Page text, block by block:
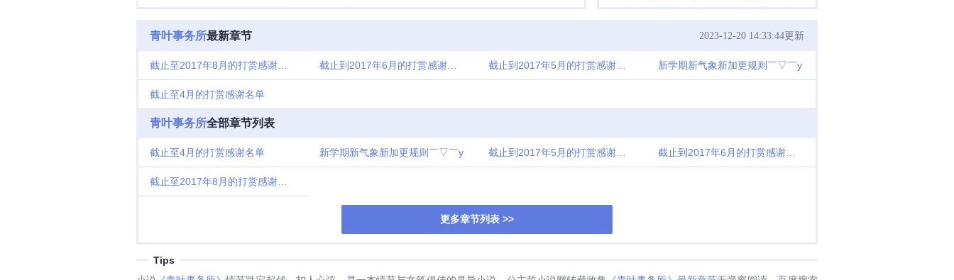
青叶事务所最新章节 2023-12-20 14:33:44更新
截止到2017年6月的打赏感谢名单 新学期新气象新加更规则￣▽￣y
截止至4月的打赏感谢名单
青叶事务所全部章节列表
截止至4月的打赏感谢名单 新学期新气象新加更规则￣▽￣y 截止到2017年6月的打赏感谢名单
更多章节列表 >>
Tips